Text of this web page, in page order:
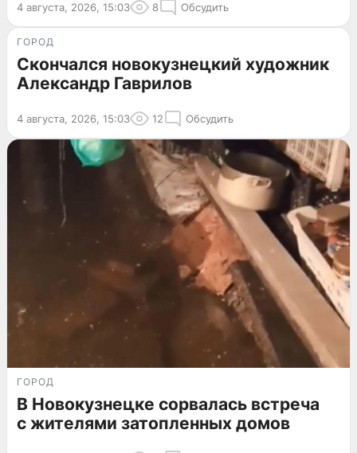
4 августа, 2026, 15:03 8 Обсудить
ГОРОД
Скончался новокузнецкий художник
Александр Гаврилов
4 августа, 2026, 15:03 12 Обсудить
ГОРОД
В Новокузнецке сорвалась встреча
с жителями затопленных домов